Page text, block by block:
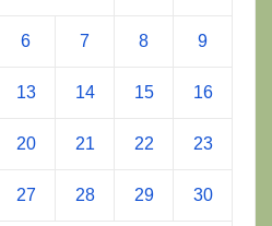
6 7 8 9
13 14 15 16
20 21 22 23
27 28 29 30